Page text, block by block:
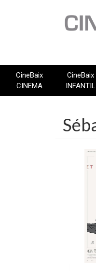
CineBaix
CINEMA
CineBaix
INFANTIL